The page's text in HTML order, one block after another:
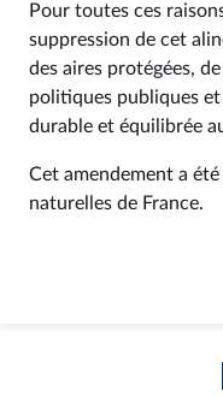
Pour toutes ces
suppression de cet
des aires protégées,
politiques publiques
durable et équilibrée
Cet amendement a été
naturelles de France.